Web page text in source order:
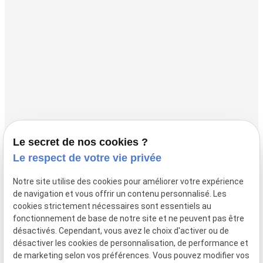
L'instant Présent
Authentique Kobido®
KogaoAlign®
Cours d’automassage
Splitmassage® facial
Actualités
Contact
Le secret de nos cookies ?
Le respect de votre vie privée
Notre site utilise des cookies pour améliorer votre expérience
de navigation et vous offrir un contenu personnalisé. Les
cookies strictement nécessaires sont essentiels au
fonctionnement de base de notre site et ne peuvent pas être
désactivés. Cependant, vous avez le choix d'activer ou de
désactiver les cookies de personnalisation, de performance et
de marketing selon vos préférences. Vous pouvez modifier vos